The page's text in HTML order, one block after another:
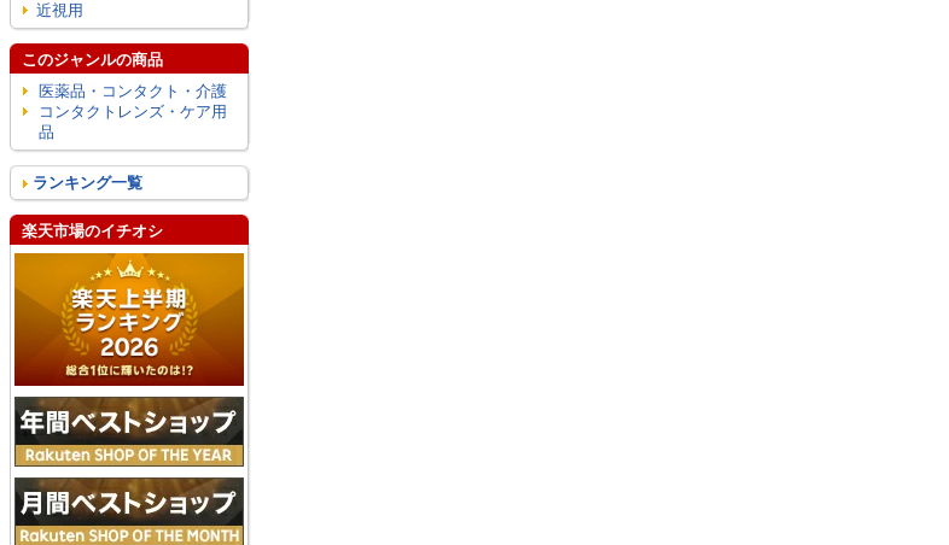
近視用
このジャンルの商品
医薬品・コンタクト・介護
コンタクトレンズ・ケア用
品
ランキング一覧
楽天市場のイチオシ